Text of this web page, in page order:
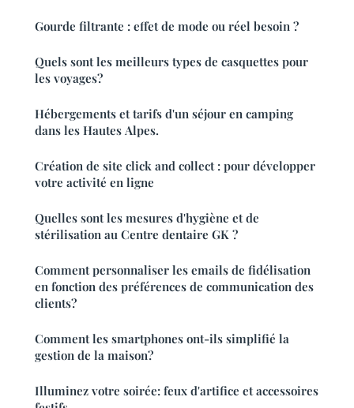
Gourde filtrante : effet de mode ou réel besoin ?
Quels sont les meilleurs types de casquettes pour
les voyages?
Hébergements et tarifs d'un séjour en camping
dans les Hautes Alpes.
Création de site click and collect : pour développer
votre activité en ligne
Quelles sont les mesures d'hygiène et de
stérilisation au Centre dentaire GK ?
Comment personnaliser les emails de fidélisation
en fonction des préférences de communication des
clients?
Comment les smartphones ont-ils simplifié la
gestion de la maison?
Illuminez votre soirée: feux d'artifice et accessoires